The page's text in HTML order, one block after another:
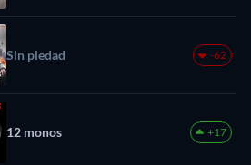
Sin piedad -62
12 monos +17